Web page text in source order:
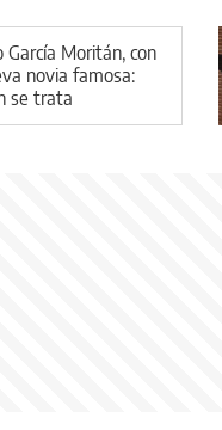
García Moritán, con
novia famosa:
se trata